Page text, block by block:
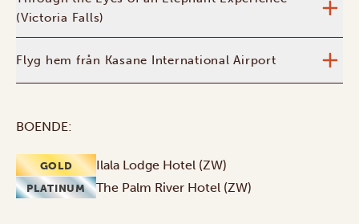
(Victoria Falls)
Flyg hem från Kasane International Airport
BOENDE:
GOLD Ilala Lodge Hotel (ZW)
PLATINUM The Palm River Hotel (ZW)